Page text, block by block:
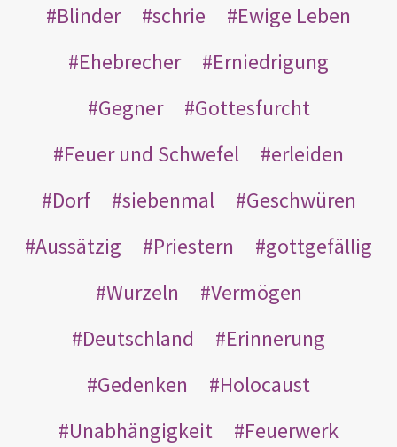
Blinder
schrie
Ewige Leben
Ehebrecher
Erniedrigung
Gegner
Gottesfurcht
Feuer und Schwefel
erleiden
Dorf
siebenmal
Geschwüren
Aussätzig
Priestern
gottgefällig
Wurzeln
Vermögen
Deutschland
Erinnerung
Gedenken
Holocaust
Unabhängigkeit
Feuerwerk